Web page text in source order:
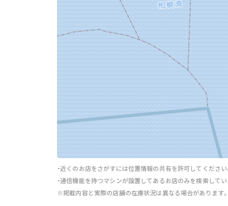
・近くのお店をさがすには位置情報の共有を許可してください
・通信機能を持つマシンが設置してあるお店のみを検索して
※掲載内容と実際の店舗の在庫状況は異なる場合があります